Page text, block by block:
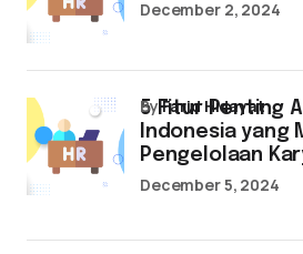
December 2, 2024
5 Fitur Penting
Indonesia yang
Pengelolaan
byFarid Hidayat
December 5, 2024